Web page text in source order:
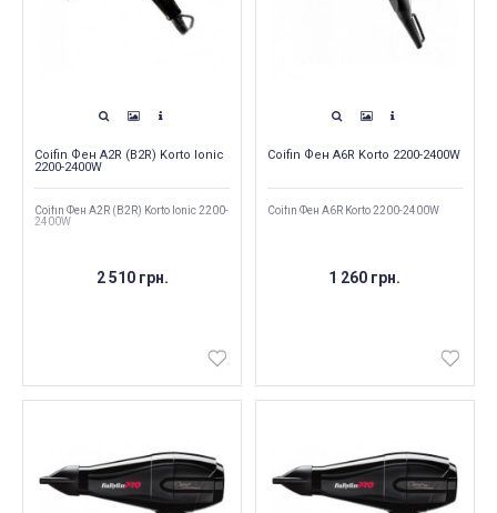
Coifin Фен A2R (B2R) Korto Ionic
2200-2400W
Coifin Фен A2R (B2R) Korto Ionic 2200-
2400W
2 510 грн.
Coifin Фен A6R Korto 2200-2400W
Coifin Фен A6R Korto 2200-2400W
1 260 грн.